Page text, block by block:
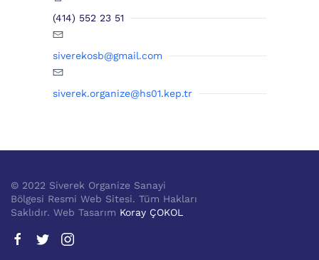
(414) 552 23 51
siverekosb@gmail.com
siverek.organize@hs01.kep.tr
© 2022 Siverek Organize Sanayi
Bölgesi Resmi Web Sitesi. Tüm Hakları
Saklıdır. Web Tasarım Koray ÇOKOL